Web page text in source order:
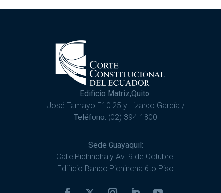
Edificio Matriz,Quito:
José Tamayo E10 25 y Lizardo García /
Teléfono: (02) 394-1800
Sede Guayaquil:
Calle Pichincha y Av. 9 de Octubre.
Edificio Banco Pichincha 6to Piso